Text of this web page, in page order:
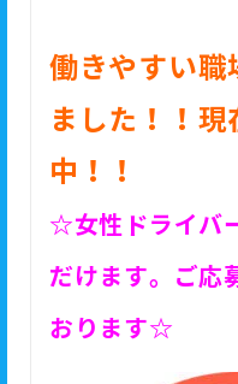
働きやすい職
ました！！
中！！
☆女性ドライバ
だけます。ご応
おります☆